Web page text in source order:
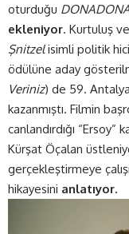
oturduğu
ekleniyor. Kurtuluş
Şnitzelisimli politik
ödülüne aday
Veriniz) de 59.
kazanmıştı. Filmin
canlandırdığı
Kürşat Öçalan
gerçekleştirmeye
hikayesini anlatıyor.